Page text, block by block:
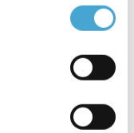
in der
sowie im
und